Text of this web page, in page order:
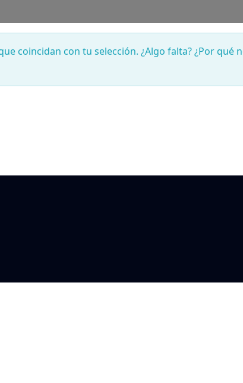
coincidan con tu selección. ¿Algo falta? ¿Por qué